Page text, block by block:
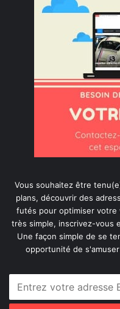
Vous souhaitez être
plans, découvrir des
futés pour optimiser votre
très simple, inscrivez-vous
Une façon simple de se
opportunité de